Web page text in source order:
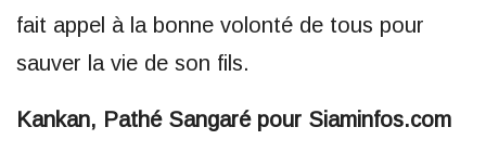
fait appel à la bonne volonté de tous pour
sauver la vie de son fils.
Kankan, Pathé Sangaré pour Siaminfos.com